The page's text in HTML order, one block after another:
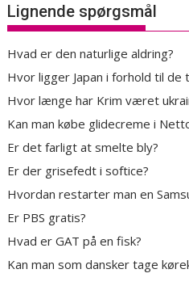
Lignende spørgsmål
Hvad er den naturlige aldring?
Hvor ligger Japan i forhold til de
Hvor længe har Krim været
Kan man købe glidecreme i
Er det farligt at smelte bly?
Er der grisefedt i softice?
Hvordan restarter man en
Er PBS gratis?
Hvad er GAT på en fisk?
Kan man som dansker tage